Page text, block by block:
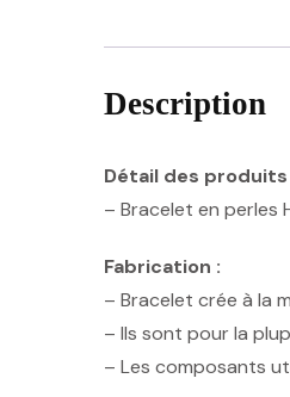
Description
Détail des produits
– Bracelet en perles
Fabrication :
– Bracelet crée à la
– Ils sont pour la
– Les composants